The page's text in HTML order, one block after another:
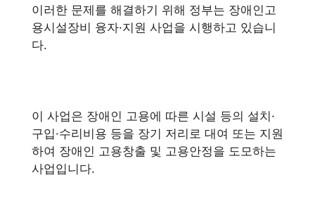
이러한 문제를 해결하기 위해 정부는 장애인고
용시설장비 융자·지원 사업을 시행하고 있습니
다.
이 사업은 장애인 고용에 따른 시설 등의 설치·
구입·수리비용 등을 장기 저리로 대여 또는 지원
하여 장애인 고용창출 및 고용안정을 도모하는
사업입니다.